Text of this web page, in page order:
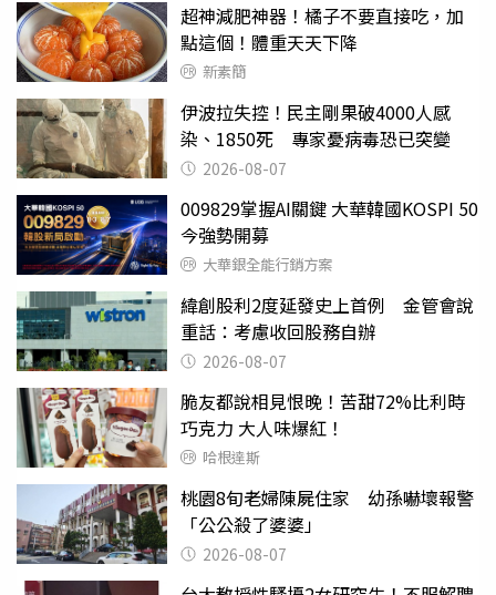
超神減肥神器！橘子不要直接吃，加
點這個！體重天天下降
新素簡
伊波拉失控！民主剛果破4000人感
染、1850死 專家憂病毒恐已突變
2026-08-07
009829掌握AI關鍵 大華韓國KOSPI 50
今強勢開募
大華銀全能行銷方案
緯創股利2度延發史上首例 金管會說
重話：考慮收回股務自辦
2026-08-07
脆友都說相見恨晚！苦甜72%比利時
巧克力 大人味爆紅！
哈根達斯
桃園8旬老婦陳屍住家 幼孫嚇壞報警
「公公殺了婆婆」
2026-08-07